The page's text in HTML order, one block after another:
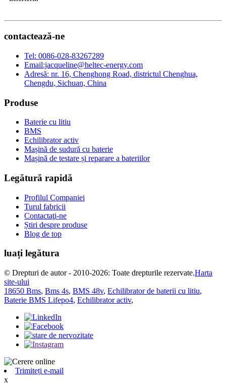
contactează-ne
Tel: 0086-028-83267289
Email:jacqueline@heltec-energy.com
Adresă: nr. 16, Chenghong Road, districtul Chenghua,
Chengdu, Sichuan, China
Produse
Baterie cu litiu
BMS
Echilibrator activ
Mașină de sudură cu baterie
Mașină de testare și reparare a bateriilor
Legătură rapidă
Profilul Companiei
Turul fabricii
Contactaţi-ne
Știri despre produse
Blog de top
luați legătura
© Drepturi de autor - 2010-2026: Toate drepturile rezervate.Harta
site-ului
18650 Bms, Bms 4s, BMS 48v, Echilibrator de baterii cu litiu,
Baterie BMS Lifepo4, Echilibrator activ,
Trimiteți e-mail
x